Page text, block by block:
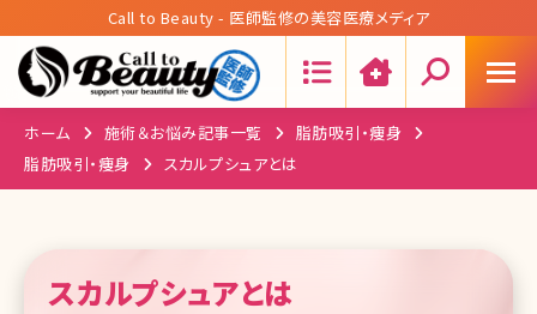
Call to Beauty - 医師監修の美容医療メディア
ホーム 施術＆お悩み記事一覧
脂肪吸引・痩身
脂肪吸引・痩身
スカルプシュアとは
スカルプシュアとは